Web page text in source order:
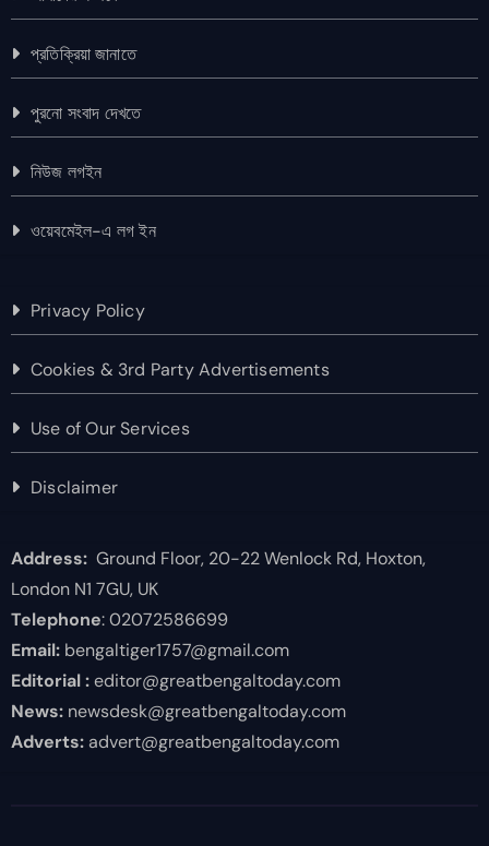
প্রতিক্রিয়া জানাতে
পুরনো সংবাদ দেখতে
নিউজ লগইন
ওয়েবমেইল-এ লগ ইন
Privacy Policy
Cookies & 3rd Party Advertisements
Use of Our Services
Disclaimer
Address:Ground Floor, 20-22 Wenlock Rd, Hoxton,
London N1 7GU, UK
Telephone: 02072586699
Email:bengaltiger1757@gmail.com
Editorial :editor@greatbengaltoday.com
News:newsdesk@greatbengaltoday.com
Adverts:advert@greatbengaltoday.com